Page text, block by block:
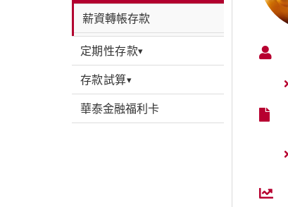
薪資轉帳存款
定期性存款▾
存款試算▾
華泰金融福利卡